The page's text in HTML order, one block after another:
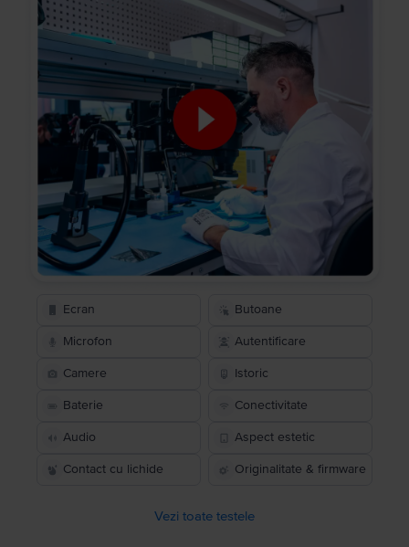
Ecran Butoane
Microfon Autentificare
Camere Istoric
Baterie Conectivitate
Audio Aspect estetic
Contact cu lichide Originalitate & firmware
Vezi toate testele